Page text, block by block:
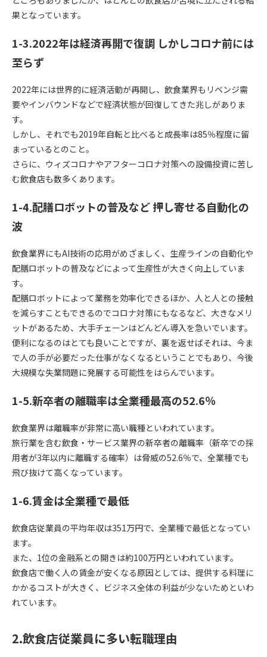
果となっています。
1-3.2022年は経済再開で復調 しかしコロナ前には
至らず
2022年には世界的に経済活動が再開し、飲食業界もリベンジ需
要やインバウンドなどで経済状態が回復してきた兆しがありま
す。
しかし、それでも2019年自転と比べると成長率は85％程度に留
まっているとのこと。
さらに、ウィズコロナやアフターコロナ対策への設備投資に苦し
む飲食店も数多くあります。
1-4.配膳ロボットの普及など 押し寄せる自動化の
波
飲食業界にもAI技術の応用がめざましく、生産ラインの自動化や
配膳ロボットの普及などによって生産性が大きく向上していま
す。
配膳ロボットによって業務を効率化できるほか、人と人との接触
を減らすこともできるのでコロナ対策にもなるなど、大きなメリ
ットがあるため、大手チェーンはどんどん導入を急いでいます。
便利になるのはとても良いことですが、裏を返せばそれは、今ま
で人の手が必要だった仕事がなくなるということでもあり、今後
大規模な失業問題に発展する可能性をはらんでいます。
1-5.新卒者の離職率は全業種最高の52.6％
飲食業界は離職率が非常に高い職種といわれています。
旅行業を含む飲食・サービス業界の新卒者の離職率（新卒での採
用者が3年以内に離職する確率）は脅威の52.6％で、全業種でも
飛び抜けて高くなっています。
1-6.賃金は全業種で最低
飲食店従業員の平均年収は351万円で、全業種で最低となってい
ます。
また、1位の金融系との開きは約100万円といわれています。
飲食店で働く人の賃金が安くなる原因としては、提供する料理に
かかるコストが大きく、ビジネス全体の利益が少ないためといわ
れています。
2.飲食店従業員に多い転職理由